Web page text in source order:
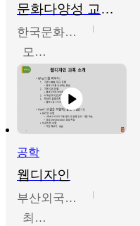
문화다양성 교육의 이해
한국문화예술교육진흥원
모경환,성상환,정문성
공학
웹디자인
부산외국어대학교
최진오